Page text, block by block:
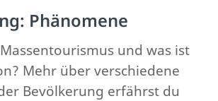
Phänomene
und was ist
Mehr über verschiedene
Bevölkerung erfährst du